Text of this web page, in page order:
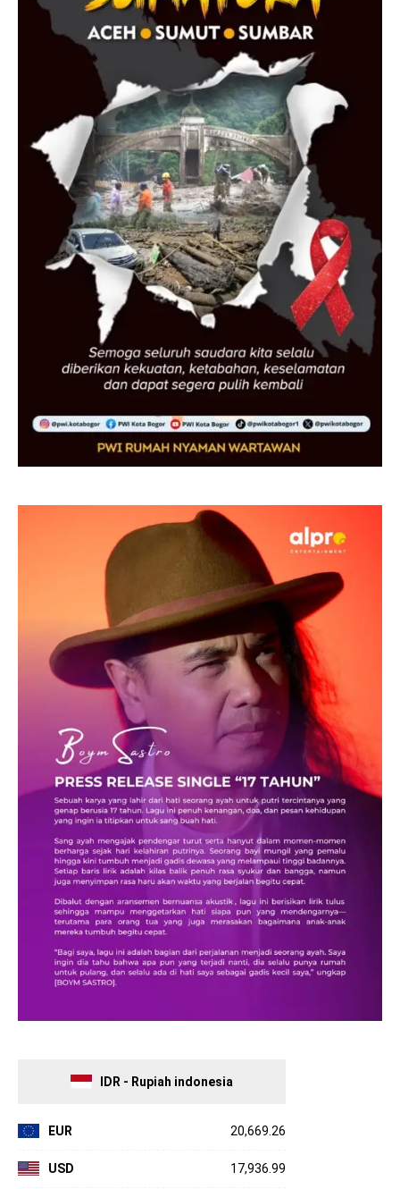
IDR - Rupiah indonesia
EUR 20,669.26
USD 17,936.99